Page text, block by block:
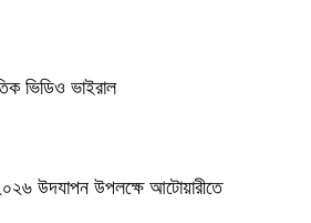
ভিডিও ভাইরাল
উদযাপন উপলক্ষে আটোয়ারীতে